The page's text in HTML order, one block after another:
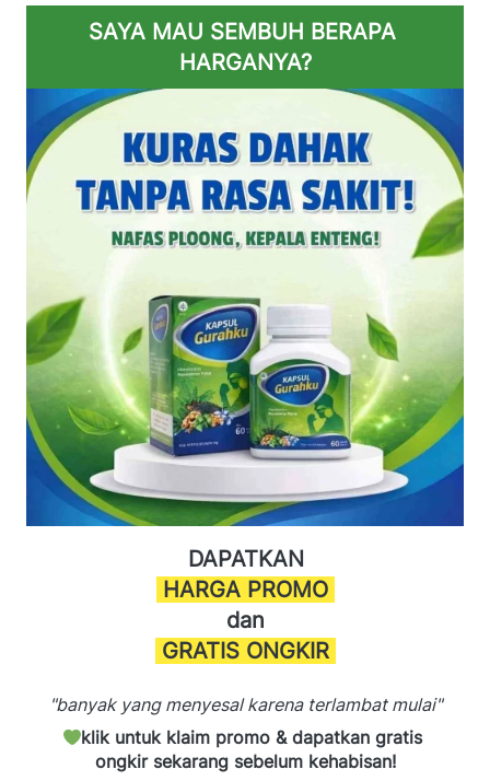
SAYA MAU SEMBUH BERAPA
HARGANYA?
DAPATKAN
HARGA PROMO
dan
GRATIS ONGKIR
"banyak yang menyesal karena terlambat mulai"
klik untuk klaim promo & dapatkan gratis
ongkir sekarang sebelum kehabisan!